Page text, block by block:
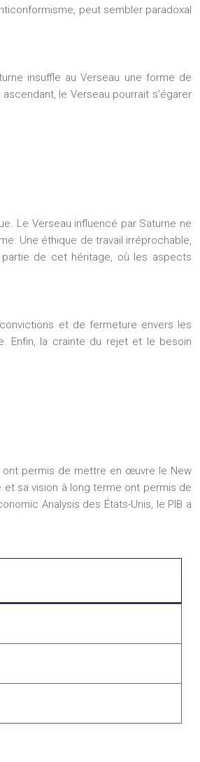
peut sembler paradoxal
insuffle au Verseau une forme de
le Verseau pourrait s’égarer
Le Verseau influencé par Saturne ne
Une éthique de travail irréprochable,
de cet héritage, où les aspects
et de fermeture envers les
Enfin, la crainte du rejet et le besoin
ont permis de mettre en œuvre le New
sa vision à long terme ont permis de
Analysis des États-Unis, le PIB a